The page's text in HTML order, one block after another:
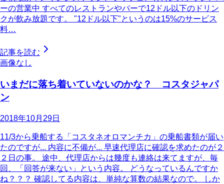
ーの営業中 すべてのレストランやバーで12ドル以下のドリン
クが飲み放題です。 "12ドル以下"というのは15%のサービス
料…
記事を読む
画像なし
いまだに落ち着いていないのかな？ コスタジャパ
ン
2018年10月29日
11/3から乗船する「コスタネオロマンチカ」の乗船書類が届い
たのですが... 内容に不備が... 早速代理店に確認を求めたのが２
２日の事。 途中、代理店からは幾度も連絡は来てますが、毎
回、「回答が来ない」という内容。 どうなっているんですか
ね？？？ 確認してる内容は、単純な算数の結果なので。 しか